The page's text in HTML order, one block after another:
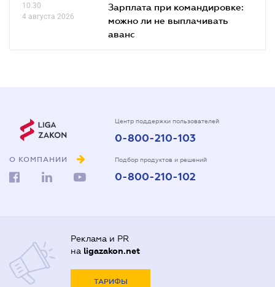
10.30
4 августа 2026
Зарплата при командировке:
можно ли не выплачивать
аванс
О КОМПАНИИ
Центр поддержки пользователей
0-800-210-103
Подбор продуктов и решений
0-800-210-102
Реклама и PR
на ligazakon.net
ТАРИФЫ